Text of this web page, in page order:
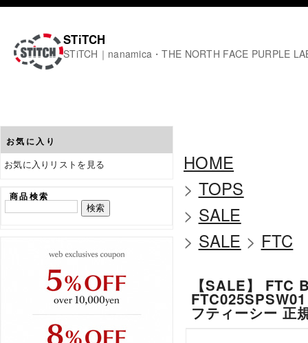
STiTCH
STiTCH｜nanamica・THE NORTH FACE PURPLE
お気に入り
お気に入りリストを見る
商品検索
HOME
> TOPS
> SALE
> SALE > FTC
【SALE】 FTC
フティーシー 正